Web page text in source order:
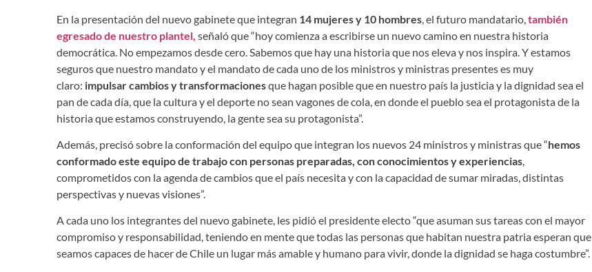
En la presentación del nuevo gabinete que integran 14 mujeres y 10 hombres , el futuro mandatario, también
egresado de nuestro plantel, señaló que “hoy comienza a escribirse un nuevo camino en nuestra historia
democrática. No empezamos desde cero. Sabemos que hay una historia que nos eleva y nos inspira. Y estamos
seguros que nuestro mandato y el mandato de cada uno de los ministros y ministras presentes es muy
claro: impulsar cambios y transformacionesque hagan posible que en nuestro país la justicia y la dignidad sea el
pan de cada día, que la cultura y el deporte no sean vagones de cola, en donde el pueblo sea el protagonista de la
historia que estamos construyendo, la gente sea su protagonista”.
Además, precisó sobre la conformación del equipo que integran los nuevos 24 ministros y ministras que “hemos
conformado este equipo de trabajo con personas preparadas, con conocimientos y experiencias,
comprometidos con la agenda de cambios que el país necesita y con la capacidad de sumar miradas, distintas
perspectivas y nuevas visiones”.
A cada uno los integrantes del nuevo gabinete, les pidió el presidente electo “que asuman sus tareas con el mayor
compromiso y responsabilidad, teniendo en mente que todas las personas que habitan nuestra patria esperan que
seamos capaces de hacer de Chile un lugar más amable y humano para vivir, donde la dignidad se haga costumbre”.